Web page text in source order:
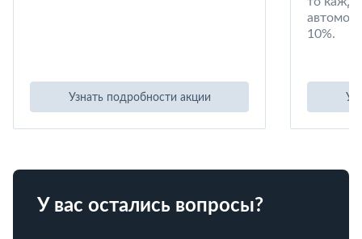
Узнать подробности акции
10%.
У вас остались вопросы?